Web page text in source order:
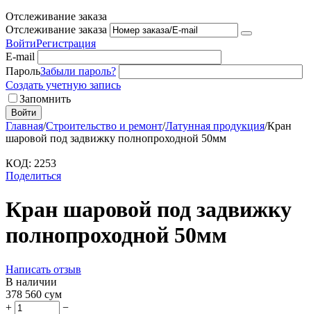
Отслеживание заказа
Отслеживание заказа
ВойтиРегистрация
E-mail
ПарольЗабыли пароль?
Создать учетную запись
Запомнить
Войти
Главная/Строительство и ремонт/Латунная продукция/Кран
шаровой под задвижку полнопроходной 50мм
КОД: 2253
Поделиться
Кран шаровой под задвижку
полнопроходной 50мм
Написать отзыв
В наличии
378 560 сум
+
−